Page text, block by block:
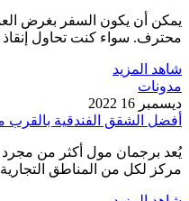
يمكن أن يكون السفر بغرض
محترف. سواء كنت تحاول
شاهد المزيد
مدونات
ديسمبر 16 2022
أفضل الشقق الفندقية بالقرب
يُعد برجمان مول أكثر من مجرد
مركز لكل من المناطق